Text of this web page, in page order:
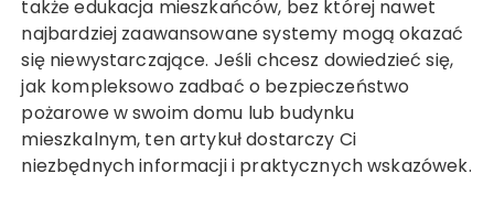
także edukacja mieszkańców, bez której nawet
najbardziej zaawansowane systemy mogą okazać
się niewystarczające. Jeśli chcesz dowiedzieć się,
jak kompleksowo zadbać o bezpieczeństwo
pożarowe w swoim domu lub budynku
mieszkalnym, ten artykuł dostarczy Ci
niezbędnych informacji i praktycznych wskazówek.